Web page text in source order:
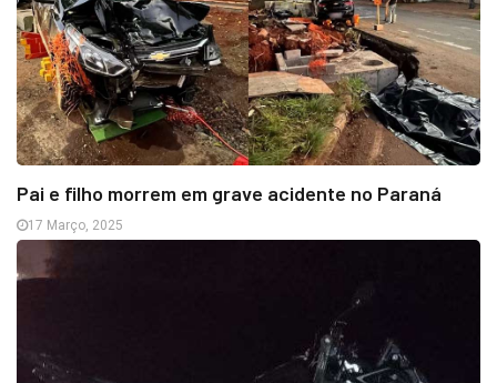
Pai e filho morrem em grave acidente no Paraná
17 Março, 2025